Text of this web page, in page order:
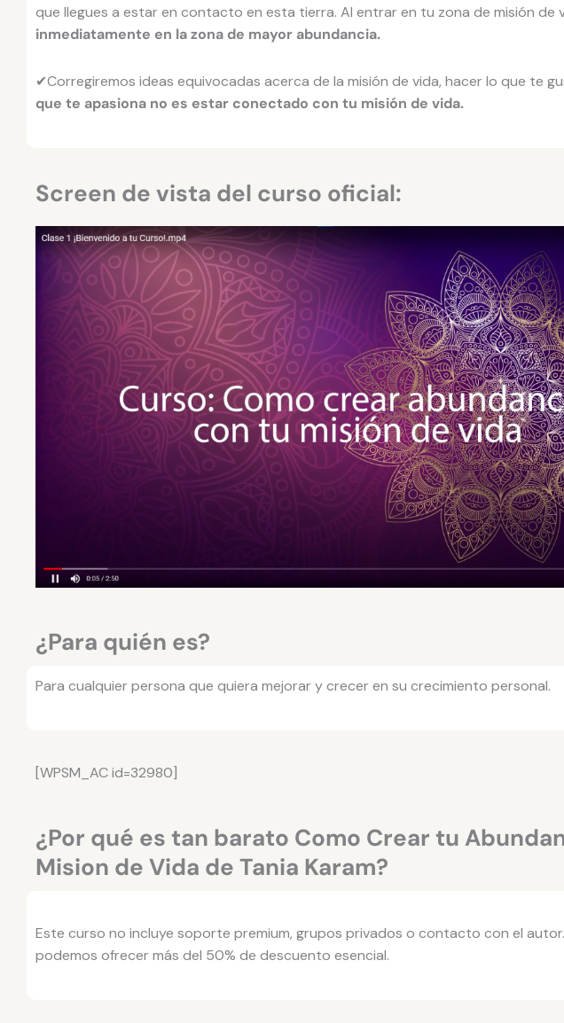
que llegues a estar en contacto en esta tierra. Al entrar en tu zona de misión de
inmediatamente en la zona de mayor abundancia.
✔Corregiremos ideas equivocadas acerca de la misión de vida, hacer lo que te
que te apasiona no es estar conectado con tu misión de vida.
Screen de vista del curso oficial:
¿Para quién es?
Para cualquier persona que quiera mejorar y crecer en su crecimiento personal.
[WPSM_AC id=32980]
¿Por qué es tan barato Como Crear tu
Mision de Vida de Tania Karam?
Este curso no incluye soporte premium, grupos privados o contacto con el
podemos ofrecer más del 50% de descuento esencial.